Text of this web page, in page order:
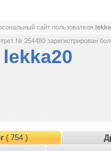
сайт пользователя
№ 254480 зарегистрирован
lekka20
( 754 )